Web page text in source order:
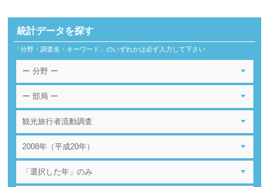
統計データを探す
「分野・調査名・キーワード」のいずれかは必ず入力して下さい